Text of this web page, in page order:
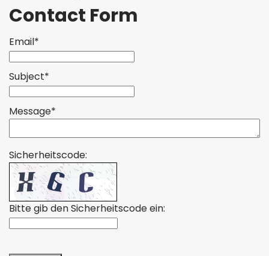
Contact Form
Email*
Subject*
Message*
Sicherheitscode:
Bitte gib den Sicherheitscode ein: